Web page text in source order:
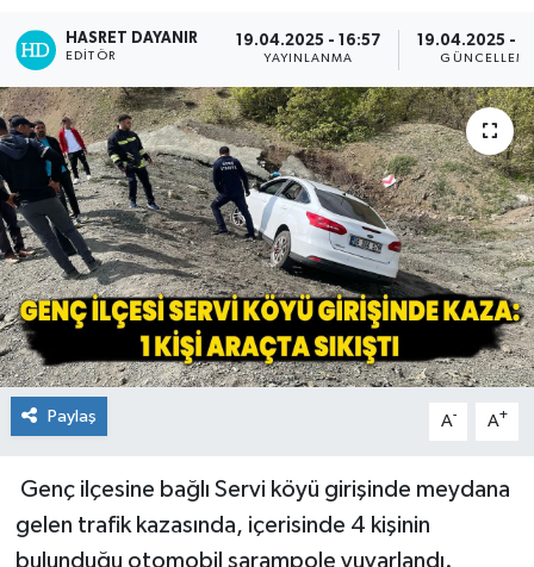
HASRET DAYANIR
EDITÖR
19.04.2025 - 16:57
YAYINLANMA
19.04.2025 -
Paylaş A- A+
Genç ilçesine bağlı Servi köyü girişinde meydana
gelen trafik kazasında, içerisinde 4 kişinin
bulunduğu otomobil şarampole yuvarlandı.
GÜNDEM
KARLIOVA
KİĞI
MERKEZ
RESMİ İLANLAR
SAĞLIK
SİYASET
SPOR
Son Dakika Haberleri
Haber Arşivi